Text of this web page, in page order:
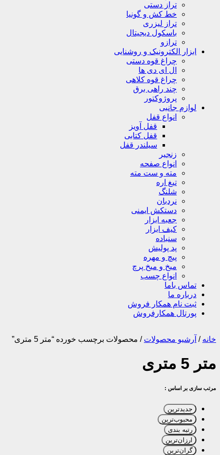
تراز دستی
خط کش و گونیا
تراز لیزری
باسکول دیجیتال
ترازو
ابزار الکترونیک و روشنایی
چراغ قوه دستی
ال ای دی ها
چراغ قوه کلاهی
چند راهی برق
پروژوکتور
لوازم جانبی
انواع قفل
قفل آویز
قفل کتابی
سیلندر قفل
زنجیر
انواع صفحه
مته و ست مته
تیغ اره
شلنگ
نردبان
دستکش ایمنی
جعبه ابزار
کیف ابزار
سنباده
پد پولیش
پیچ و مهره
میخ و میخ پرچ
انواع چسب
تماس باما
درباره ما
ثبت نام همکار فروش
پورتال همکارفروش
خانه / آرشیو محصولات / محصولات برچسب خورده “متر 5 متری”
متر 5 متری
مرتب سازی بر اساس :
جدیدترین
محبوب‌ترین
رتبه بندی
ارزان‌ترین
گران‌ترین